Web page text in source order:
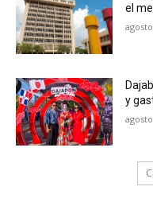
el
y